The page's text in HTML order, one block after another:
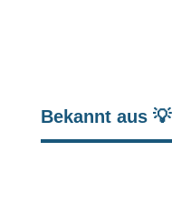
Bekannt aus 💡